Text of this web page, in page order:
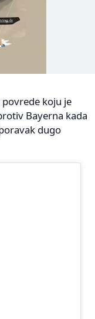
koju je
Bayerna kada
dugo